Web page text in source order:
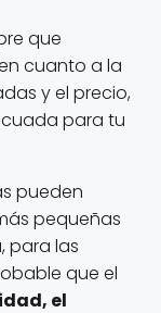
que
cuanto a la
y el precio,
para tu
pueden
pequeñas
para las
que el
el